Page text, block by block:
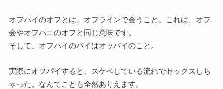
オフパイのオフとは、オフラインで会うこと。これは、オフ
会やオフパコのオフと同じ意味です。
そして、オフパイのパイはオッパイのこと。
実際にオフパイすると、スケベしている流れでセックスしち
ゃった。なんてことも全然ありえます。